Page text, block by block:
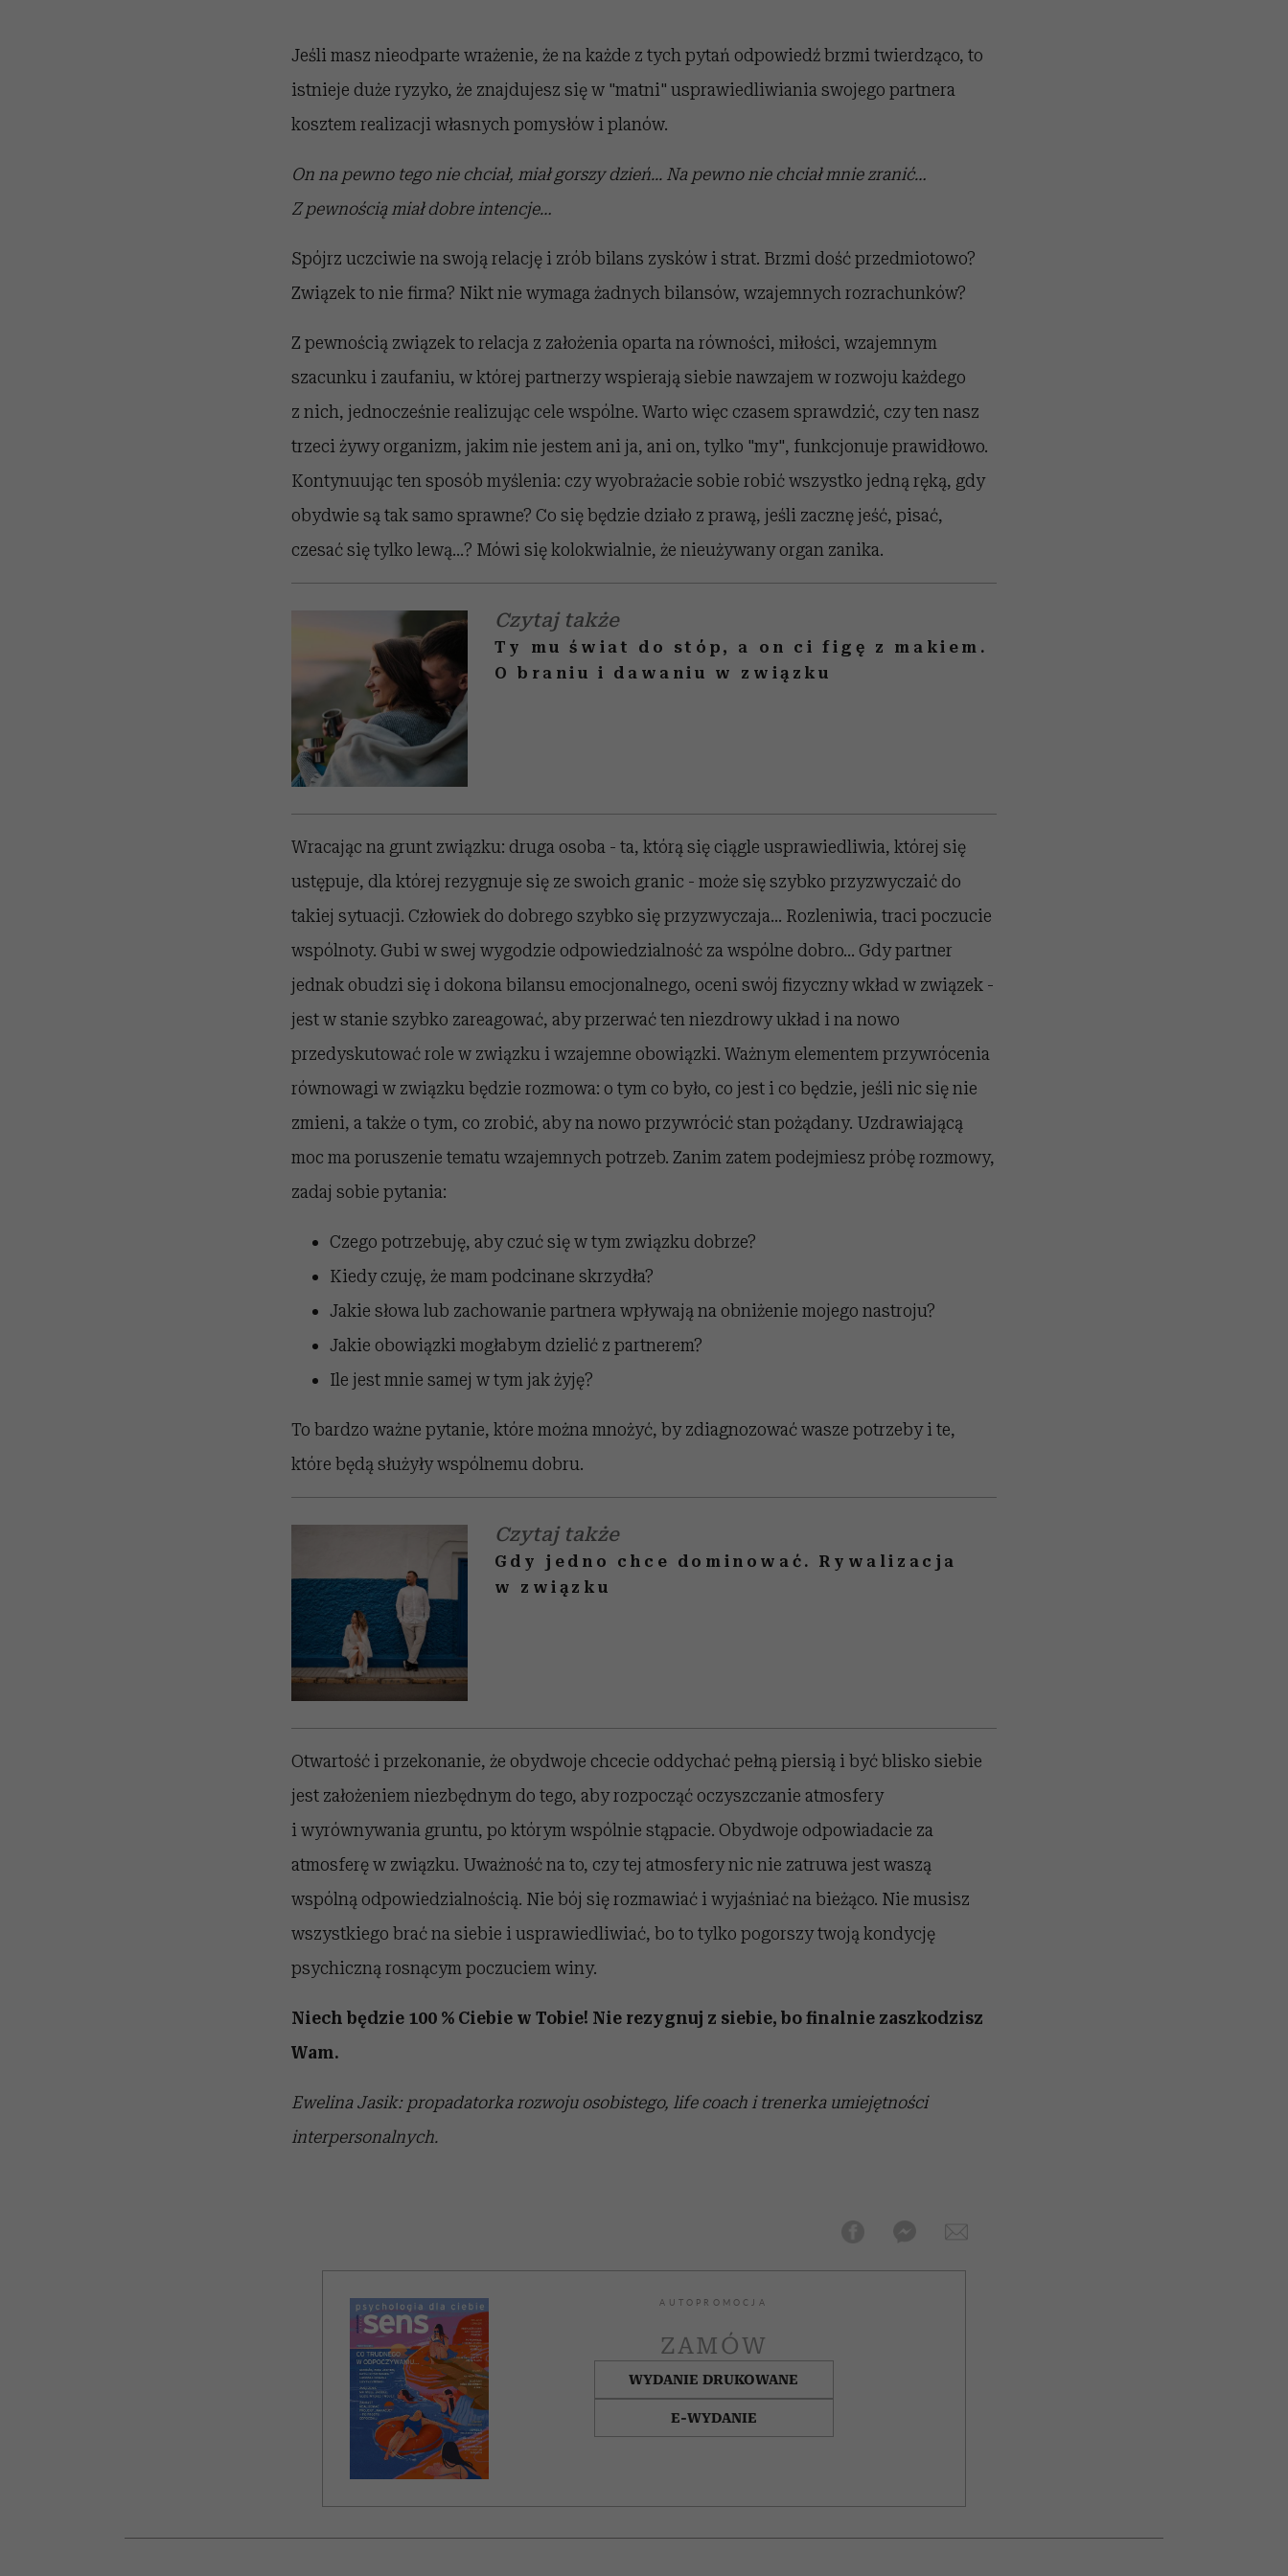
Jeśli masz nieodparte wrażenie, że na każde z tych pytań odpowiedź brzmi twierdząco, to
istnieje duże ryzyko, że znajdujesz się w "matni" usprawiedliwiania swojego partnera
kosztem realizacji własnych pomysłów i planów.
On na pewno tego nie chciał, miał gorszy dzień... Na pewno nie chciał mnie zranić…
Z pewnością miał dobre intencje…
Spójrz uczciwie na swoją relację i zrób bilans zysków i strat. Brzmi dość przedmiotowo?
Związek to nie firma? Nikt nie wymaga żadnych bilansów, wzajemnych rozrachunków?
Z pewnością związek to relacja z założenia oparta na równości, miłości, wzajemnym
szacunku i zaufaniu, w której partnerzy wspierają siebie nawzajem w rozwoju każdego
z nich, jednocześnie realizując cele wspólne. Warto więc czasem sprawdzić, czy ten nasz
trzeci żywy organizm, jakim nie jestem ani ja, ani on, tylko "my", funkcjonuje prawidłowo.
Kontynuując ten sposób myślenia: czy wyobrażacie sobie robić wszystko jedną ręką, gdy
obydwie są tak samo sprawne? Co się będzie działo z prawą, jeśli zacznę jeść, pisać,
czesać się tylko lewą…? Mówi się kolokwialnie, że nieużywany organ zanika.
Czytaj także
Ty mu świat do stóp, a on ci figę z makiem.
O braniu i dawaniu w związku
Wracając na grunt związku: druga osoba - ta, którą się ciągle usprawiedliwia, której się
ustępuje, dla której rezygnuje się ze swoich granic - może się szybko przyzwyczaić do
takiej sytuacji. Człowiek do dobrego szybko się przyzwyczaja… Rozleniwia, traci poczucie
wspólnoty. Gubi w swej wygodzie odpowiedzialność za wspólne dobro… Gdy partner
jednak obudzi się i dokona bilansu emocjonalnego, oceni swój fizyczny wkład w związek -
jest w stanie szybko zareagować, aby przerwać ten niezdrowy układ i na nowo
przedyskutować role w związku i wzajemne obowiązki. Ważnym elementem przywrócenia
równowagi w związku będzie rozmowa: o tym co było, co jest i co będzie, jeśli nic się nie
zmieni, a także o tym, co zrobić, aby na nowo przywrócić stan pożądany. Uzdrawiającą
moc ma poruszenie tematu wzajemnych potrzeb. Zanim zatem podejmiesz próbę rozmowy,
zadaj sobie pytania:
Czego potrzebuję, aby czuć się w tym związku dobrze?
Kiedy czuję, że mam podcinane skrzydła?
Jakie słowa lub zachowanie partnera wpływają na obniżenie mojego nastroju?
Jakie obowiązki mogłabym dzielić z partnerem?
Ile jest mnie samej w tym jak żyję?
To bardzo ważne pytanie, które można mnożyć, by zdiagnozować wasze potrzeby i te,
które będą służyły wspólnemu dobru.
Czytaj także
Gdy jedno chce dominować. Rywalizacja
w związku
Otwartość i przekonanie, że obydwoje chcecie oddychać pełną piersią i być blisko siebie
jest założeniem niezbędnym do tego, aby rozpocząć oczyszczanie atmosfery
i wyrównywania gruntu, po którym wspólnie stąpacie. Obydwoje odpowiadacie za
atmosferę w związku. Uważność na to, czy tej atmosfery nic nie zatruwa jest waszą
wspólną odpowiedzialnością. Nie bój się rozmawiać i wyjaśniać na bieżąco. Nie musisz
wszystkiego brać na siebie i usprawiedliwiać, bo to tylko pogorszy twoją kondycję
psychiczną rosnącym poczuciem winy.
Niech będzie 100 % Ciebie w Tobie! Nie rezygnuj z siebie, bo finalnie zaszkodzisz
Wam.
Ewelina Jasik: propadatorka rozwoju osobistego, life coach i trenerka umiejętności
interpersonalnych.
AUTOPROMOCJA
ZAMÓW
WYDANIE DRUKOWANE
E-WYDANIE